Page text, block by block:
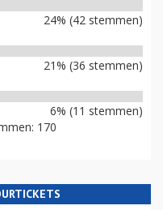
24% (42 stemmen)
21% (36 stemmen)
6% (11 stemmen)
170